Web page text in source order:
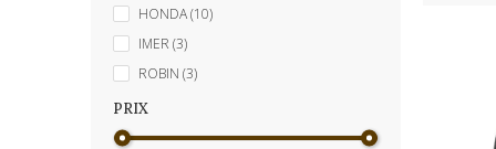
HONDA(10)
IMER (3)
ROBIN (3)
PRIX